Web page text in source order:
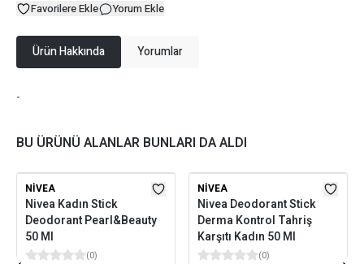
Favorilere Ekle Yorum Ekle
Ürün Hakkında Yorumlar
-
BU ÜRÜNÜ ALANLAR BUNLARI DA ALDI
NIVEA
Nivea Kadın Stick
Deodorant Pearl&Beauty
50 Ml
(0)
NIVEA
Nivea Deodorant Stick
Derma Kontrol Tahriş
Karşıtı Kadın 50 Ml
(0)